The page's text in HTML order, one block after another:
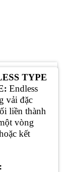
TYPE
Endless
vải đặc
liền thành
vòng
kết